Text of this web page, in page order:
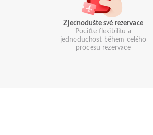
Zjednodušte své rezervace
Pociťte flexibilitu a
jednoduchost během celého
procesu rezervace